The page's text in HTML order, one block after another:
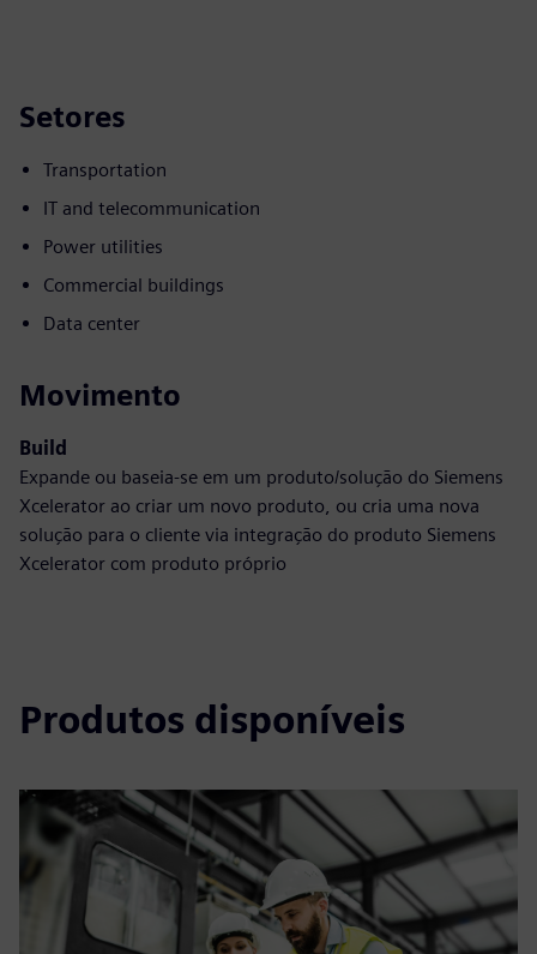
Setores
Transportation
IT and telecommunication
Power utilities
Commercial buildings
Data center
Movimento
Build
Expande ou baseia-se em um produto/solução do Siemens
Xcelerator ao criar um novo produto, ou cria uma nova
solução para o cliente via integração do produto Siemens
Xcelerator com produto próprio
Produtos disponíveis